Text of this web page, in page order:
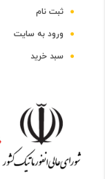
ثبت نام
ورود به سایت
سبد خرید